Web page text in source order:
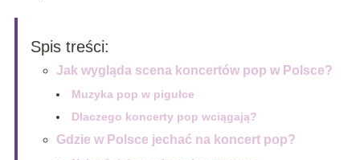
Spis treści:
Jak wygląda scena koncertów pop w Polsce?
Muzyka pop w pigułce
Dlaczego koncerty pop wciągają?
Gdzie w Polsce jechać na koncert pop?